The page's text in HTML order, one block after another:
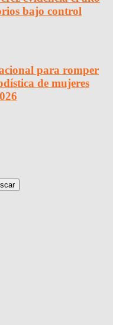
bajo control
para romper
de mujeres